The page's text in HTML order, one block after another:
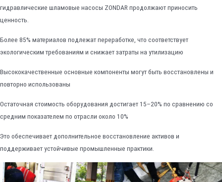
гидравлические шламовые насосы ZONDAR продолжают приносить
ценность.
Более 85% материалов подлежат переработке, что соответствует
экологическим требованиям и снижает затраты на утилизацию
Высококачественные основные компоненты могут быть восстановлены и
повторно использованы
Остаточная стоимость оборудования достигает 15–20% по сравнению со
средним показателем по отрасли около 10%
Это обеспечивает дополнительное восстановление активов и
поддерживает устойчивые промышленные практики.